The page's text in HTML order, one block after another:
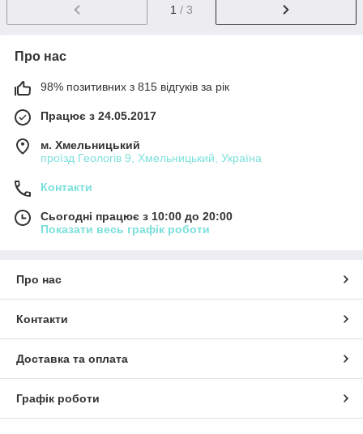
1 / 3
Про нас
98% позитивних з 815 відгуків за рік
Працює з 24.05.2017
м. Хмельницький
проїзд Геологів 9, Хмельницький, Україна
Контакти
Сьогодні працює з 10:00 до 20:00
Показати весь графік роботи
Про нас
Контакти
Доставка та оплата
Графік роботи